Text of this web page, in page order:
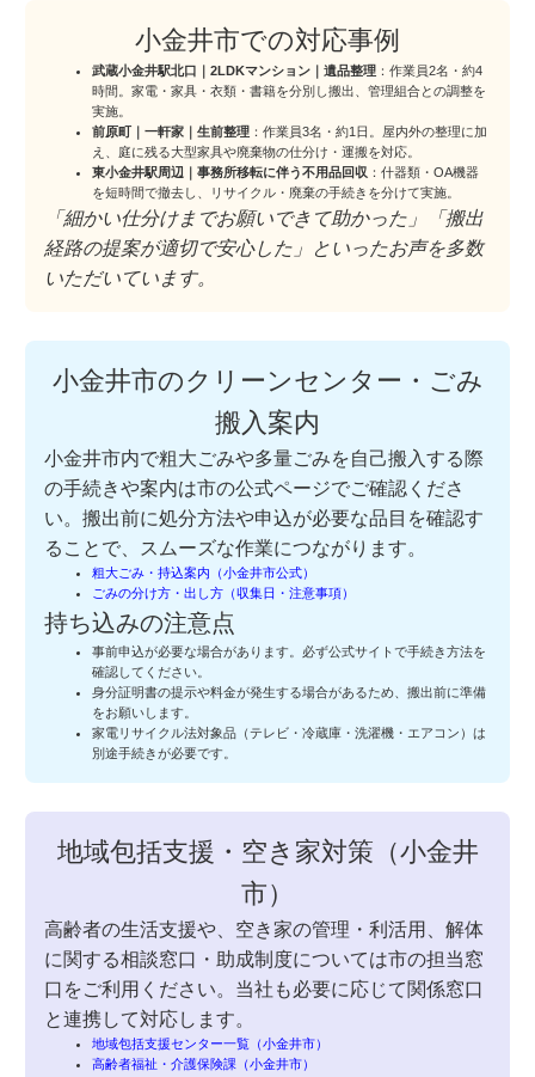
小金井市での対応事例
武蔵小金井駅北口｜2LDKマンション｜遺品整理 ：作業員2名・約4
時間。家電・家具・衣類・書籍を分別し搬出、管理組合との調整を
実施。
前原町｜一軒家｜生前整理 ：作業員3名・約1日。屋内外の整理に加
え、庭に残る大型家具や廃棄物の仕分け・運搬を対応。
東小金井駅周辺｜事務所移転に伴う不用品回収 ：什器類・OA機器
を短時間で撤去し、リサイクル・廃棄の手続きを分けて実施。
「細かい仕分けまでお願いできて助かった」「搬出
経路の提案が適切で安心した」といったお声を多数
いただいています。
小金井市のクリーンセンター・ごみ
搬入案内
小金井市内で粗大ごみや多量ごみを自己搬入する際
の手続きや案内は市の公式ページでご確認くださ
い。搬出前に処分方法や申込が必要な品目を確認す
ることで、スムーズな作業につながります。
粗大ごみ・持込案内（小金井市公式）
ごみの分け方・出し方（収集日・注意事項）
持ち込みの注意点
事前申込が必要な場合があります。必ず公式サイトで手続き方法を
確認してください。
身分証明書の提示や料金が発生する場合があるため、搬出前に準備
をお願いします。
家電リサイクル法対象品（テレビ・冷蔵庫・洗濯機・エアコン）は
別途手続きが必要です。
地域包括支援・空き家対策（小金井
市）
高齢者の生活支援や、空き家の管理・利活用、解体
に関する相談窓口・助成制度については市の担当窓
口をご利用ください。当社も必要に応じて関係窓口
と連携して対応します。
地域包括支援センター一覧（小金井市）
高齢者福祉・介護保険課（小金井市）